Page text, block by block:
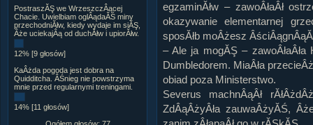
PostraszĂŞ we WrzeszczÂącej
Chacie. Uwielbiam oglÂądaĂŚ miny
przechodniĂłw, kiedy wydaje im siĂŞ,
Âże uciekajÂą od duchĂłw i upiorĂłw.
12% [9 głosów]
KaÂżda pogoda jest dobra na
Quidditcha. ÂŚnieg nie powstrzyma
mnie przed regularnymi treningami.
14% [11 głosów]
egzaminĂłw – zawoÂłaÂł
okazywanie elementarnej
sposĂłb moÂżesz
– Ale ja mogĂŞ – zawoÂłaÂła
Dumbledorem. MiaÂła
obiad poza Ministerstwo.
Severus machnÂąÂł
ZdÂąÂżyÂła zauwaÂżyĂŚ,